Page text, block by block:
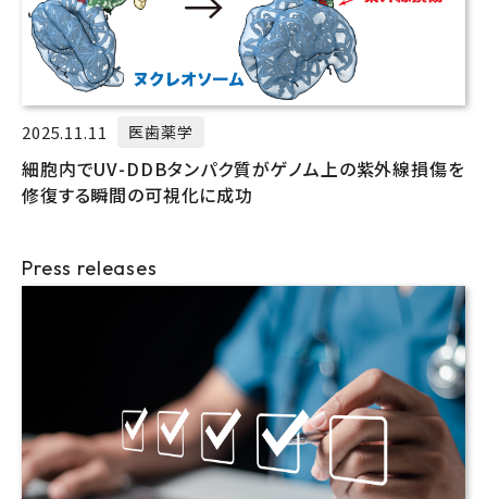
2025.11.11 医歯薬学
細胞内でUV-DDBタンパク質がゲノム上の紫外線損傷を
修復する瞬間の可視化に成功
Press releases